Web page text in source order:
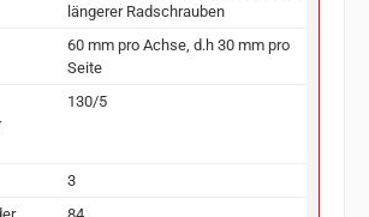
längerer Radschrauben
60 mm pro Achse, d.h 30 mm pro
Seite
130/5
3